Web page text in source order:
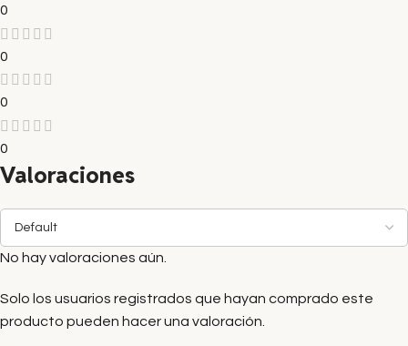
0
0
0
0
Valoraciones
No hay valoraciones aún.
Solo los usuarios registrados que hayan comprado este
producto pueden hacer una valoración.